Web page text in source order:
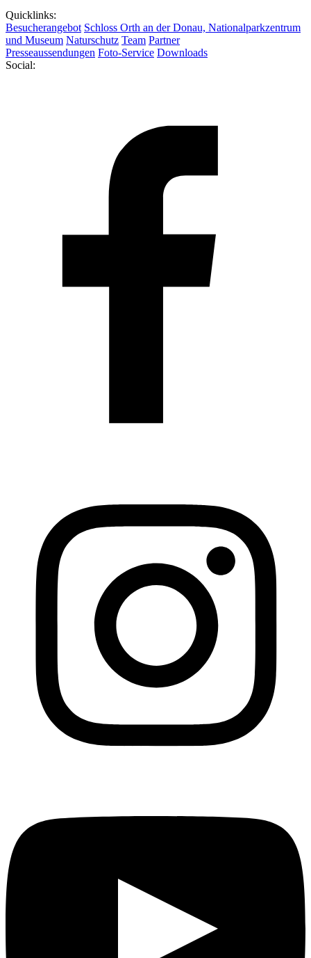
Quicklinks:
Besucherangebot Schloss Orth an der Donau, Nationalparkzentrum
und Museum Naturschutz Team Partner
Presseaussendungen Foto-Service Downloads
Social: